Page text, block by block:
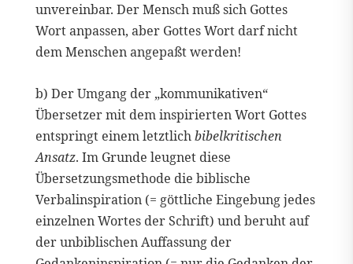
unvereinbar. Der Mensch muß sich Gottes
Wort anpassen, aber Gottes Wort darf nicht
dem Menschen angepaßt werden!
b) Der Umgang der „kommunikativen“
Übersetzer mit dem inspirierten Wort Gottes
entspringt einem letztlichbibelkritischen
Ansatz. Im Grunde leugnet diese
Übersetzungsmethode die biblische
Verbalinspiration (= göttliche Eingebung jedes
einzelnen Wortes der Schrift) und beruht auf
der unbiblischen Auffassung der